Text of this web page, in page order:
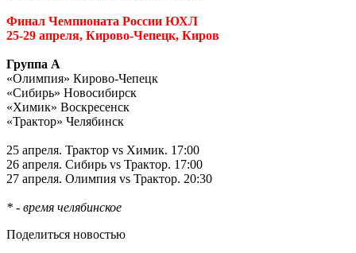
Финал Чемпионата России ЮХЛ
25-29 апреля, Кирово-Чепецк, Киров
Группа А
«Олимпия» Кирово-Чепецк
«Сибирь» Новосибирск
«Химик» Воскресенск
«Трактор» Челябинск
25 апреля. Трактор vs Химик. 17:00
26 апреля. Сибирь vs Трактор. 17:00
27 апреля. Олимпия vs Трактор. 20:30
* - время челябинское
Поделиться новостью